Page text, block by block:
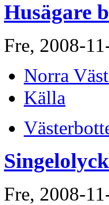
Husägare
Fre, 2008-
Norra
Källa
Fre, 2008-